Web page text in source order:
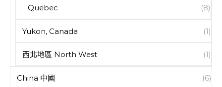
Quebec (8)
Yukon, Canada (1)
西北地區 North West (1)
China 中國 (6)